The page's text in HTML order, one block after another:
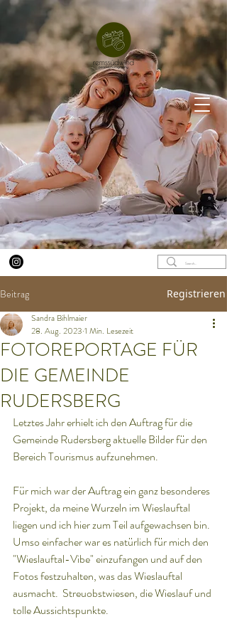
Beitrag Registrieren
FOTOREPORTAGE FÜR
DIE GEMEINDE
RUDERSBERG
Sandra Bihlmaier
28. Aug. 2023 1 Min. Lesezeit
Letztes Jahr erhielt ich den Auftrag für die
Gemeinde Rudersberg aktuelle Bilder für den
Bereich Tourismus aufzunehmen.
Für mich war der Auftrag ein ganz besonderes
Projekt, da meine Wurzeln im Wieslauftal
liegen und ich hier zum Teil aufgewachsen bin.
Umso einfacher war es natürlich für mich den
"Wieslauftal-Vibe" einzufangen und auf den
Fotos festzuhalten, was das Wieslauftal
ausmacht.  Streuobstwiesen, die Wieslauf und
tolle Aussichtspunkte.